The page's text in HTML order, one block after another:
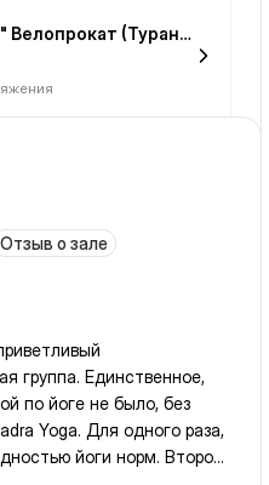
Велопрокат (Туран,
Отзыв о зале
группа. Единственное,
по йоге не было, без
Yoga. Для одного раза,
йоги норм. Второй